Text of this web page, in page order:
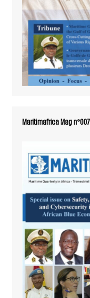
Maritimafrica Mag n°007